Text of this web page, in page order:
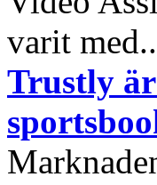
varit
Trustly är